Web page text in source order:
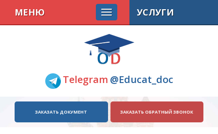
Telegram @Educat_doc
МЕНЮ
ЗАКАЗАТЬ ДОКУМЕНТ ЗАКАЗАТЬ ОБРАТНЫЙ ЗВОНОК
УСЛУГИ